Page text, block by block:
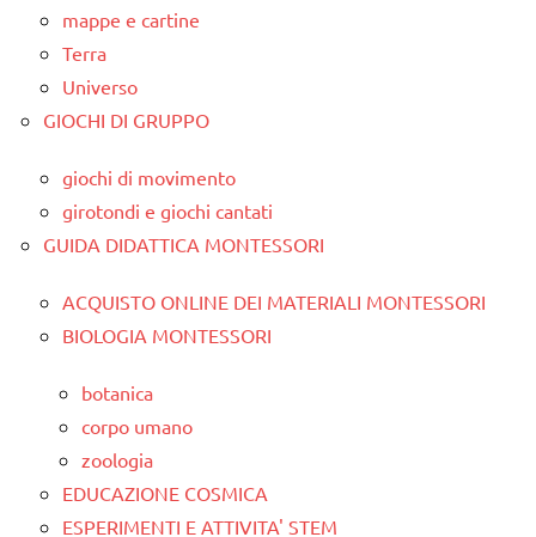
mappe e cartine
Terra
Universo
GIOCHI DI GRUPPO
giochi di movimento
girotondi e giochi cantati
GUIDA DIDATTICA MONTESSORI
ACQUISTO ONLINE DEI MATERIALI MONTESSORI
BIOLOGIA MONTESSORI
botanica
corpo umano
zoologia
EDUCAZIONE COSMICA
ESPERIMENTI E ATTIVITA' STEM